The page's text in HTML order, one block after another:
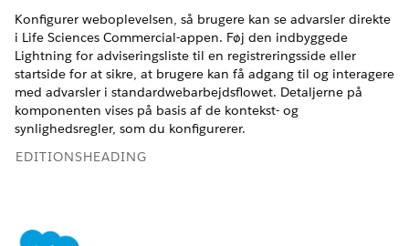
Konfigurer weboplevelsen, så brugere kan se advarsler direkte
i Life Sciences Commercial-appen. Føj den indbyggede
Lightning for adviseringsliste til en registreringsside eller
startside for at sikre, at brugere kan få adgang til og interagere
med advarsler i standardwebarbejdsflowet. Detaljerne på
komponenten vises på basis af de kontekst- og
synlighedsregler, som du konfigurerer.
EDITIONSHEADING
Tilgængelig i: